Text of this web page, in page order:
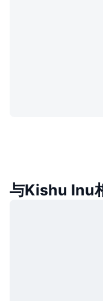
与Kishu Inu